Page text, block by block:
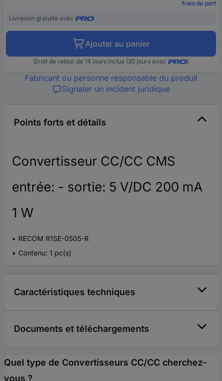
frais de port
Livraison gratuite avec
Ajouter au panier
Droit de retour de 14 jours inclus (30 jours avec )
Fabricant ou personne responsable du produit
Signaler un incident juridique
Points forts et détails
Convertisseur CC/CC CMS
entrée: - sortie: 5 V/DC 200 mA
1 W
RECOM R1SE-0505-R
Contenu: 1 pc(s)
Caractéristiques techniques
Documents et téléchargements
Quel type de Convertisseurs CC/CC cherchez-
vous ?